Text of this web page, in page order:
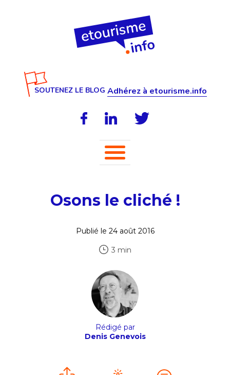
SOUTENEZ LE BLOG Adhérez à etourisme.info
Osons le cliché !
Publié le 24 août 2016
3 min
Rédigé par
Denis Genevois